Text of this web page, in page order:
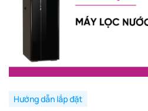
Hướng dẫn lắp đặt